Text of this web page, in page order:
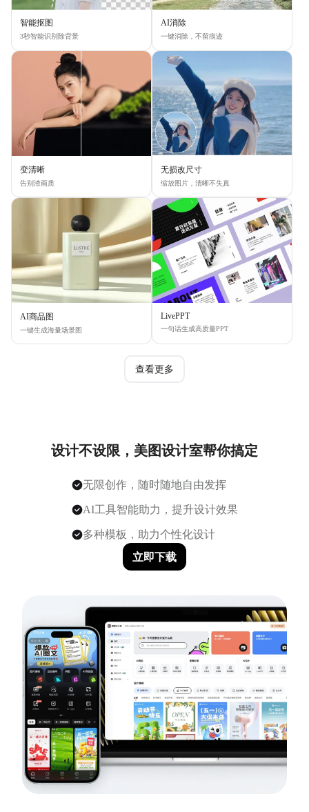
智能抠图
3秒智能识别除背景
AI消除
一键消除，不留痕迹
变清晰
告别渣画质
无损改尺寸
缩放图片，清晰不失真
AI商品图
一键生成海量场景图
LivePPT
一句话生成高质量PPT
查看更多
设计不设限，美图设计室帮你搞定
无限创作，随时随地自由发挥
AI工具智能助力，提升设计效果
多种模板，助力个性化设计
立即下载